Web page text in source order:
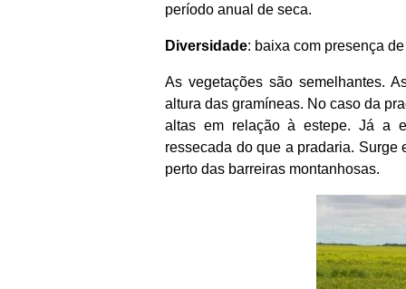
período anual de seca.
Diversidade: baixa com presença
As vegetações são semelhantes.
altura das gramíneas. No caso da
altas em relação à estepe. Já a
ressecada do que a pradaria.
perto das barreiras montanhosas.